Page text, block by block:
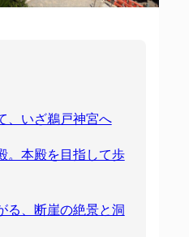
、いざ鵜戸神宮へ
。本殿を目指して歩
る、断崖の絶景と洞